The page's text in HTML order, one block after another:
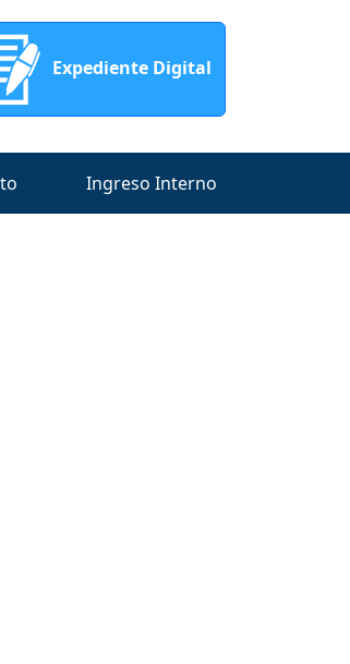
Expediente Digital
Ingreso Interno